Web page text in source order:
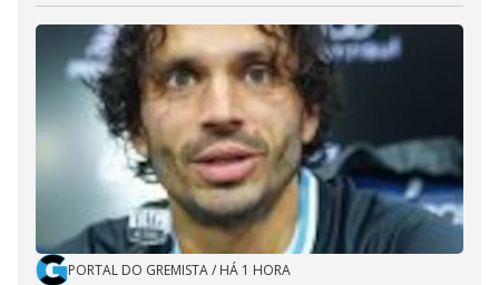
PORTAL DO GREMISTA/ HÁ 1 HORA